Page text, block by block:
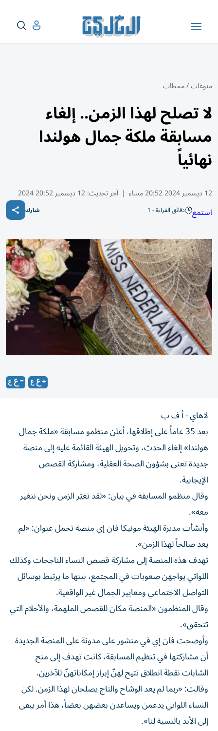
منوعات/محطات
لا تصلح لهذا الزمن.. إلغاء
مسابقة ملكة جمال هولندا
نهائياً
12 ديسمبر 2024 20:52 مساء | آخر تحديث:12 ديسمبر 20:52 2024
استمع دقائق القراءة - 1 شارك
لاهاي - أ ف ب
بعد 35 عاماً على إطلاقها، أعلن منظمو مسابقة «ملكة جمال
هولندا» إلغاء الحدث، وتحويل الهيئة القائمة عليه إلى منصة
جديدة تعنى بشؤون الصحة العقلية، ومشاركة القصص
الإيجابية.
وقال منظمو المسابقة في بيان: «لقد تغيّر الزمن ونحن نتغير
معه».
وأنشأت مديرة الهيئة مونيكا فان إي منصة تحمل عنوان: «لم
يعد صالحاً لهذا الزمن».
تهدف هذه المنصة إلى مشاركة قصص النساء الناجحات وكذلك
اللواتي يواجهن صعوبات في المجتمع، بينها ما يرتبط بوسائل
التواصل الاجتماعي ومعايير الجمال غير الواقعية.
وقال المنظمون «المنصة مكان للقصص الملهمة، والأحلام التي
تتحقق».
وأوضحت فان إي في منشور على مدونة على المنصة الجديدة
أن مشاركتها في تنظيم المسابقة، كانت تهدف إلى منح
الشابات نقطة انطلاق تتيح لهنّ إبراز إمكاناتهنّ للآخرين.
وقالت: «ربما لم يعد الوشاح والتاج يصلحان لهذا الزمن. لكن
النساء اللواتي يدعمن ويساعدن بعضهن بعضاً، هذا أمر يبقى
إلى الأبد بالنسبة لنا».